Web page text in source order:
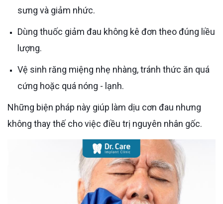
sưng và giảm nhức.
Dùng thuốc giảm đau không kê đơn theo đúng liều
lượng.
Vệ sinh răng miệng nhẹ nhàng, tránh thức ăn quá
cứng hoặc quá nóng - lạnh.
Những biện pháp này giúp làm dịu cơn đau nhưng
không thay thế cho việc điều trị nguyên nhân gốc.